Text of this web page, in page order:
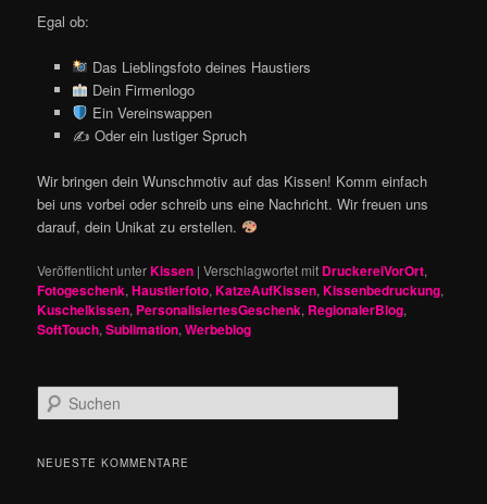
Egal ob:
Das Lieblingsfoto deines Haustiers
Dein Firmenlogo
Ein Vereinswappen
✍️ Oder ein lustiger Spruch
Wir bringen dein Wunschmotiv auf das Kissen! Komm einfach
bei uns vorbei oder schreib uns eine Nachricht. Wir freuen uns
darauf, dein Unikat zu erstellen.
Veröffentlicht unterKissen |Verschlagwortet mit DruckereiVorOrt,
Fotogeschenk,Haustierfoto,KatzeAufKissen,Kissenbedruckung,
Kuschelkissen, PersonalisiertesGeschenk, RegionalerBlog,
SoftTouch,Sublimation,Werbeblog
u
h
NEUESTE KOMMENTARE